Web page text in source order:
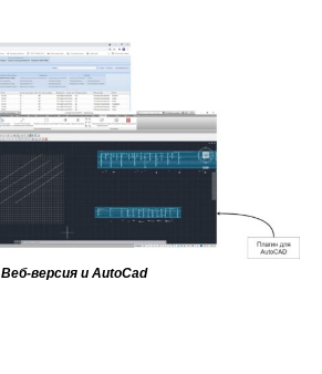
Веб-версия и AutoCad